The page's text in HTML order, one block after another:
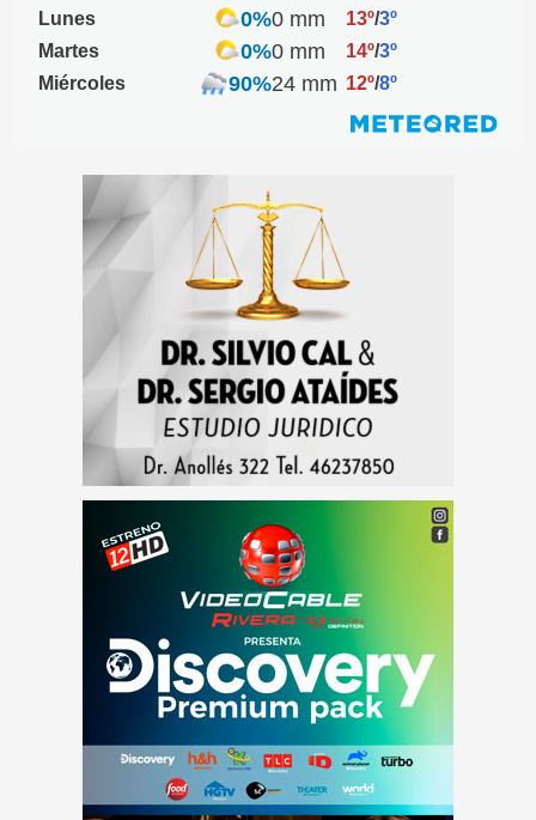
Lunes
0%0 mm 13º/3º
Martes
0%0 mm 14º/3º
Miércoles
90%24 mm 12º/8º